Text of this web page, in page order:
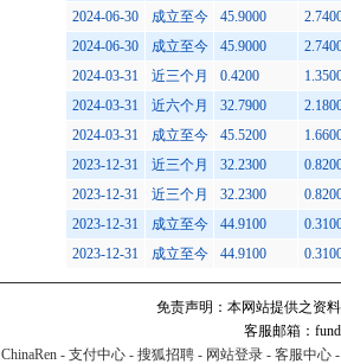
2024-06-30
成立至今 45.9000
2024-06-30
成立至今 45.9000
2024-03-31
近三个月 0.4200
2024-03-31
近六个月 32.7900
2024-03-31
成立至今 45.5200
2023-12-31
近三个月 32.2300
2023-12-31
近三个月 32.2300
2023-12-31
成立至今 44.9100
2023-12-31
成立至今 44.9100
免责声明：本网站提供之资
客服邮箱：
ChinaRen - 支付中心 - 搜狐招聘 - 网站登录 - 客服中心